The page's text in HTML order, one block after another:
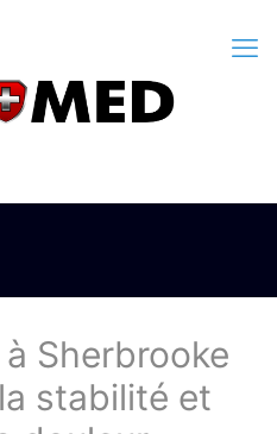
Sherbrooke
stabilité et